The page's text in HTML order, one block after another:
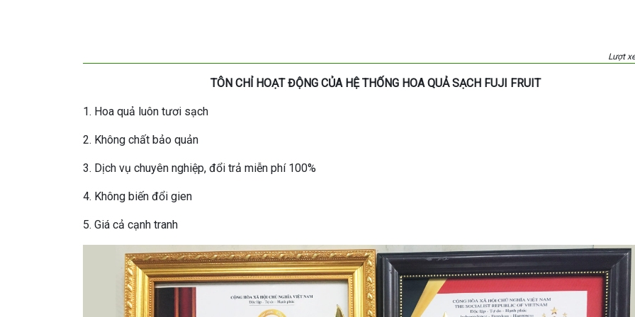
Lượt
TÔN CHỈ HOẠT ĐỘNG CỦA HỆ THỐNG HOA QUẢ SẠCH FUJI FRUIT
1. Hoa quả luôn tươi sạch
2. Không chất bảo quản
3. Dịch vụ chuyên nghiệp, đổi trả miễn phí 100%
4. Không biến đổi gien
5. Giá cả cạnh tranh